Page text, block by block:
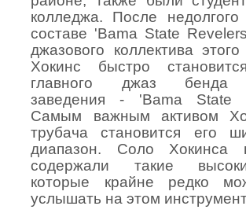
колледжа. После недолгого
составе 'Bama State
джазового коллектива
Хокинс быстро
главного джаз бенда
заведения - 'Bama State
Самым важным активом
трубача становится его
диапазон. Соло Хокинса
содержали такие
которые крайне редко
услышать на этом